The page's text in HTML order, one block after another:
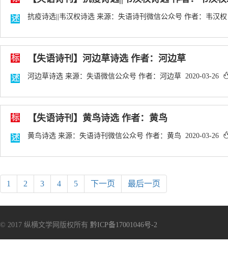
述 抗疫诗选||韦汉权诗选 来源：失语诗刊微信公众号 作者：韦汉
标 【失语诗刊】河边草诗选 作者：河边草
述 河边草诗选 来源：失语微信公众号 作者：河边草 2020-03-26
标 【失语诗刊】黄鸟诗选 作者：黄鸟
述 黄鸟诗选 来源：失语诗刊微信公众号 作者：黄鸟 2020-03-26
1 2 3 4 5 下一页 最后一页
© 2017 纵横文学网版权所有 黔ICP备17001046号-2